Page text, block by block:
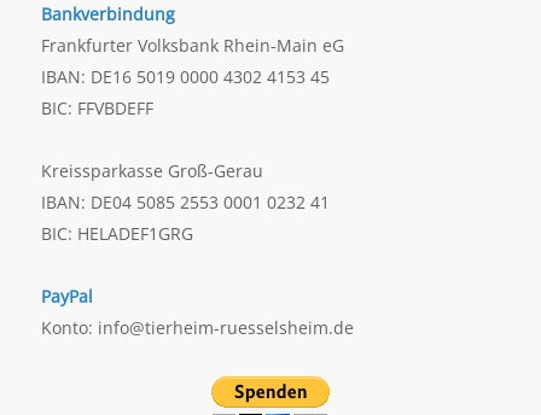
Bankverbindung
Frankfurter Volksbank Rhein-Main eG
IBAN: DE16 5019 0000 4302 4153 45
BIC: FFVBDEFF
Kreissparkasse Groß-Gerau
IBAN: DE04 5085 2553 0001 0232 41
BIC: HELADEF1GRG
PayPal
Konto: info@tierheim-ruesselsheim.de